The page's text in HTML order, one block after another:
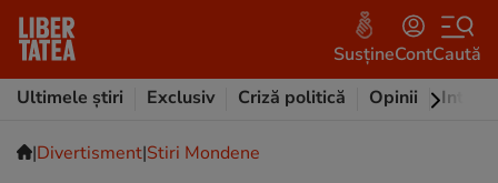
SusțineContCaută
Ultimele știri
Exclusiv Criză politică Opinii
|Divertisment|Stiri Mondene